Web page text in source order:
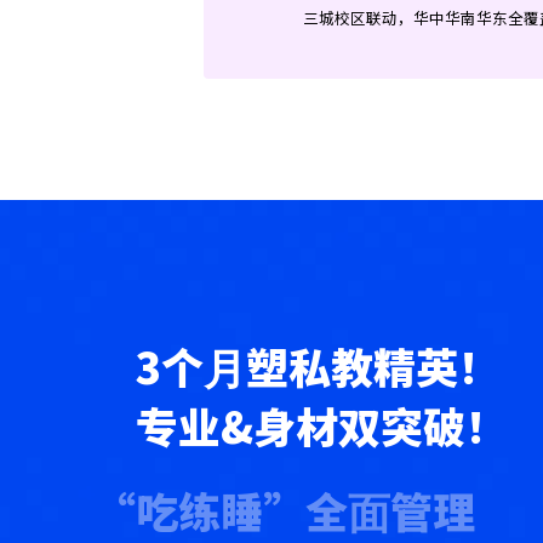
三城校区联动，华中华南华东全
3个⽉塑私教精英！
专业&身材双突破！
“吃练睡”全⾯管理